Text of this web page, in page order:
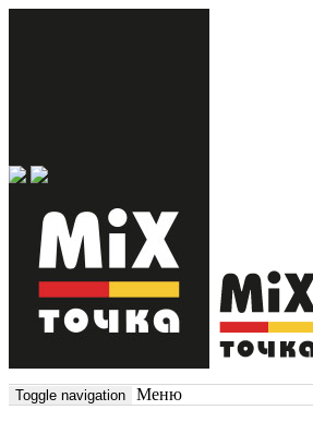
Toggle navigation Меню